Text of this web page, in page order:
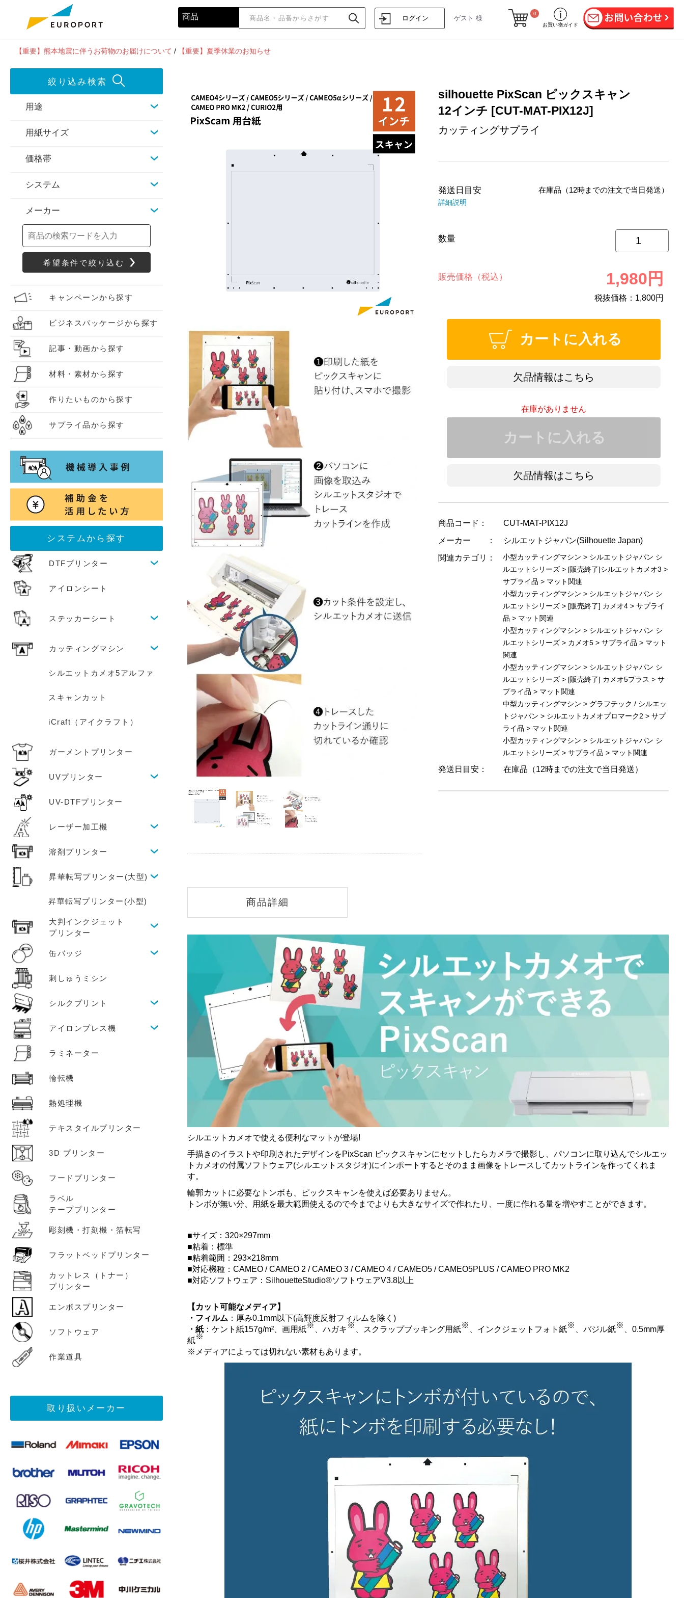
ログイン ゲスト 様
0
お買い物ガイド
【重要】熊本地震に伴うお荷物のお届けについて / 【重要】夏季休業のお知らせ
絞り込み検索
用途
用紙サイズ
価格帯
システム
メーカー
キャンペーンから探す
ビジネスパッケージから探す
記事・動画から探す
材料・素材から探す
作りたいものから探す
サプライ品から探す
システムから探す
DTFプリンター
アイロンシート
ステッカーシート
カッティングマシン
シルエットカメオ5アルファ
スキャンカット
iCraft（アイクラフト）
ガーメントプリンター
UVプリンター
UV-DTFプリンター
レーザー加工機
溶剤プリンター
昇華転写プリンター(大型)
昇華転写プリンター(小型)
大判インクジェット
プリンター
缶バッジ
刺しゅうミシン
シルクプリント
アイロンプレス機
ラミネーター
輪転機
熱処理機
テキスタイルプリンター
3D プリンター
フードプリンター
ラベル
テーププリンター
彫刻機・打刻機・箔転写
フラットベッドプリンター
カットレス（トナー）
プリンター
エンボスプリンター
ソフトウェア
作業道具
取り扱いメーカー
silhouette PixScan ピックスキャン
12インチ [CUT-MAT-PIX12J]
カッティングサプライ
発送日目安
詳細説明
在庫品（12時までの注文で当日発送）
数量
販売価格（税込） 1,980円
税抜価格： 1,800円
カートに入れる
欠品情報はこちら
在庫がありません
カートに入れる
欠品情報はこちら
商品コード：
CUT-MAT-PIX12J
メーカー ：
シルエットジャパン(Silhouette Japan)
関連カテゴリ：
小型カッティングマシン > シルエットジャパン シ
ルエットシリーズ > [販売終了]シルエットカメオ3 >
サプライ品 > マット関連
小型カッティングマシン > シルエットジャパン シ
ルエットシリーズ > [販売終了] カメオ4 >サプライ
品 > マット関連
小型カッティングマシン > シルエットジャパン シ
ルエットシリーズ > カメオ5 >サプライ品 > マット
関連
小型カッティングマシン > シルエットジャパン シ
ルエットシリーズ > [販売終了] カメオ5プラス >サ
プライ品 > マット関連
中型カッティングマシン > グラフテック / シルエッ
トジャパン > シルエットカメオプロマーク2 >サプ
ライ品 > マット関連
小型カッティングマシン > シルエットジャパン シ
ルエットシリーズ >サプライ品 > マット関連
発送日目安： 在庫品（12時までの注文で当日発送）
商品詳細
シルエットカメオで使える便利なマットが登場!
手描きのイラストや印刷されたデザインをPixScan ピックスキャンにセットしたらカメラで撮影し、パソコンに取り込んでシルエッ
トカメオの付属ソフトウェア(シルエットスタジオ)にインポートするとそのまま画像をトレースしてカットラインを作ってくれま
す。
輪郭カットに必要なトンボも、ピックスキャンを使えば必要ありません。
トンボが無い分、用紙を最大範囲使えるので今までよりも大きなサイズで作れたり、一度に作れる量を増やすことができます。
■サイズ：320×297mm
■粘着：標準
■粘着範囲：293×218mm
■対応機種：CAMEO / CAMEO 2 / CAMEO 3 / CAMEO 4 / CAMEO5 / CAMEO5PLUS / CAMEO PRO MK2
■対応ソフトウェア：SilhouetteStudio®ソフトウェアV3.8以上
【カット可能なメディア】
・フィルム ：厚み0.1mm以下(高輝度反射フィルムを除く)
・紙 ：ケント紙157g/m²、画用紙※ 、ハガキ ※ 、スクラップブッキング用紙※ 、インクジェットフォト紙※ 、バジル紙※
、0.5mm厚
紙※
メディアによっては切れない素材もあります。